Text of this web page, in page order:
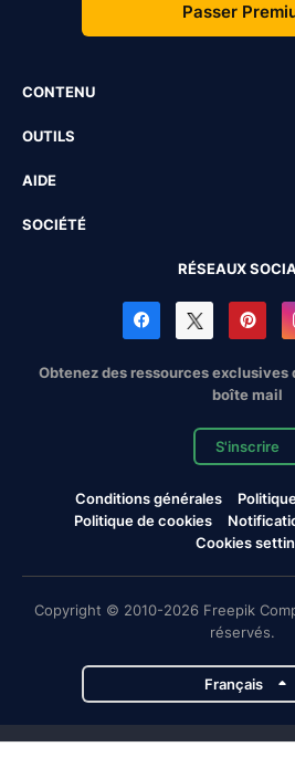
Passer
CONTENU
OUTILS
AIDE
SOCIÉTÉ
RÉSEAUX
Obtenez des ressources
boîte mail
S'inscrire
Conditions générales
Politique de cookies
Cookies
Copyright © 2010-2026 Freepik
réservés.
Français